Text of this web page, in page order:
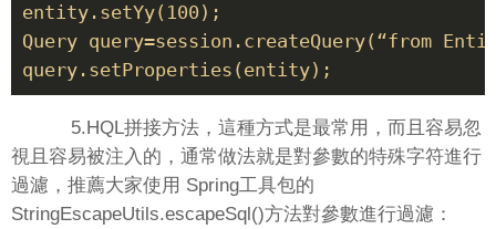
entity.setYy(100);
Query query=session.createQuery(“from
5.HQL拼接方法， 這種方式是最常用，而且容易忽
視且容易被注入的，通常做法就是對參數的特殊字符進行
過濾，推薦大家使用 Spring工具包的
StringEscapeUtils.escapeSql()方法對參數進行過濾：